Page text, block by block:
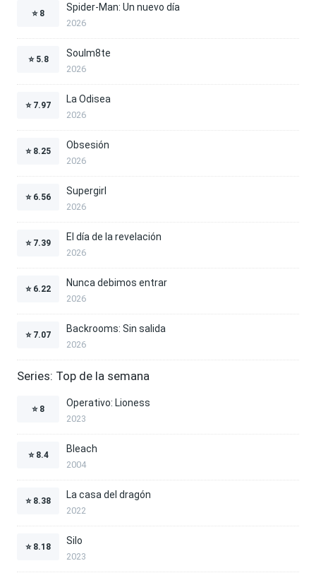
⭐ 8
Spider-Man: Un nuevo día
2026
⭐ 5.8
Soulm8te
2026
⭐ 7.97
La Odisea
2026
⭐ 8.25
Obsesión
2026
⭐ 6.56
Supergirl
2026
⭐ 7.39
El día de la revelación
2026
⭐ 6.22
Nunca debimos entrar
2026
⭐ 7.07
Backrooms: Sin salida
2026
Series: Top de la semana
⭐ 8
Operativo: Lioness
2023
⭐ 8.4
Bleach
2004
⭐ 8.38
La casa del dragón
2022
⭐ 8.18
Silo
2023